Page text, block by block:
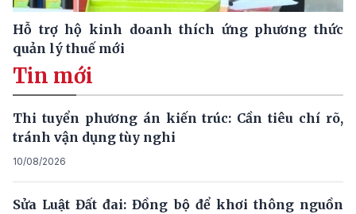
Hỗ trợ hộ kinh doanh thích ứng phương thức
quản lý thuế mới
Tin mới
Thi tuyển phương án kiến trúc: Cần tiêu chí rõ,
tránh vận dụng tùy nghi
10/08/2026
Sửa Luật Đất đai: Đồng bộ để khơi thông nguồn